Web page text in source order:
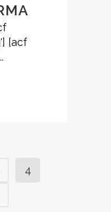
[acf
4